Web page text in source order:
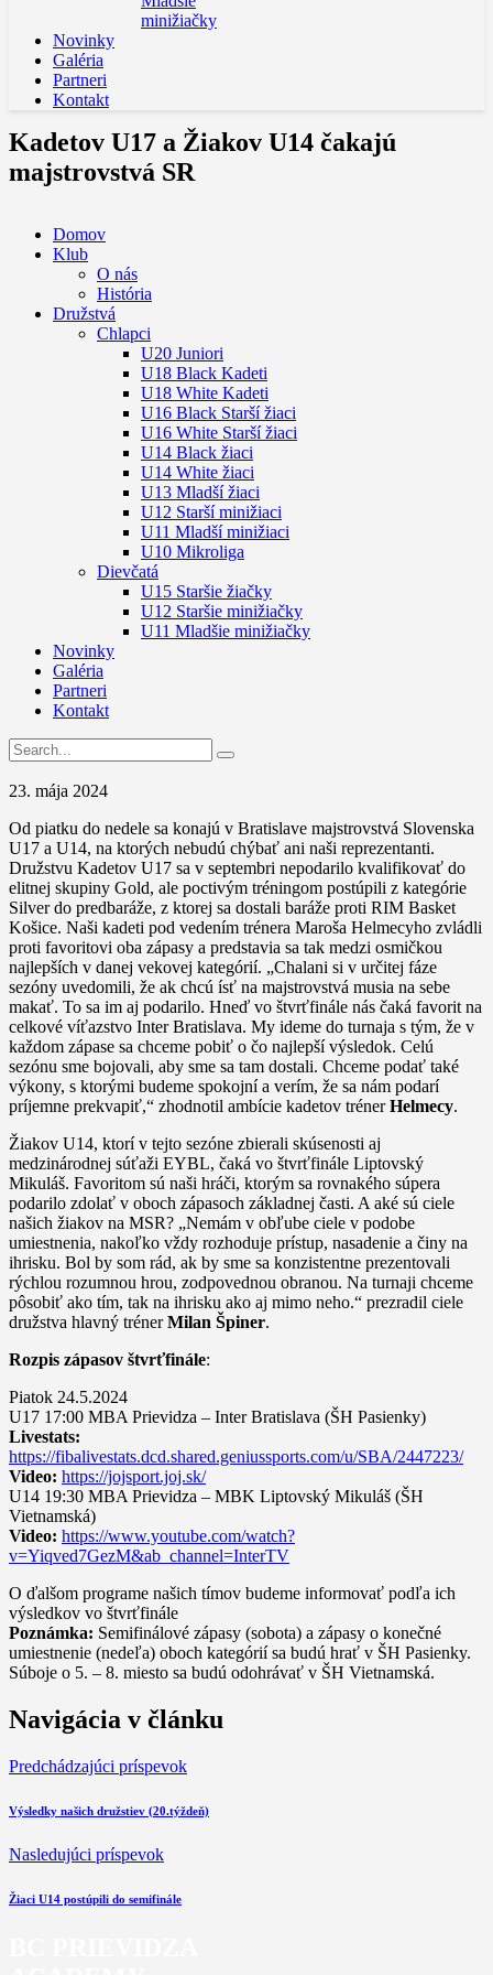
minižiačky
Novinky
Galéria
Partneri
Kontakt
Kadetov U17 a Žiakov U14 čakajú
majstrovstvá SR
Domov
Klub
O nás
História
Družstvá
Chlapci
U20 Juniori
U18 Black Kadeti
U18 White Kadeti
U16 Black Starší žiaci
U16 White Starší žiaci
U14 Black žiaci
U14 White žiaci
U13 Mladší žiaci
U12 Starší minižiaci
U11 Mladší minižiaci
U10 Mikroliga
Dievčatá
U15 Staršie žiačky
U12 Staršie minižiačky
U11 Mladšie minižiačky
Novinky
Galéria
Partneri
Kontakt
23. mája 2024
Od piatku do nedele sa konajú v Bratislave majstrovstvá Slovenska
U17 a U14, na ktorých nebudú chýbať ani naši reprezentanti.
Družstvu Kadetov U17 sa v septembri nepodarilo kvalifikovať do
elitnej skupiny Gold, ale poctivým tréningom postúpili z kategórie
Silver do predbaráže, z ktorej sa dostali baráže proti RIM Basket
Košice. Naši kadeti pod vedením trénera Maroša Helmecyho zvládli
proti favoritovi oba zápasy a predstavia sa tak medzi osmičkou
najlepších v danej vekovej kategórií. „Chalani si v určitej fáze
sezóny uvedomili, že ak chcú ísť na majstrovstvá musia na sebe
makať. To sa im aj podarilo. Hneď vo štvrťfinále nás čaká favorit na
celkové víťazstvo Inter Bratislava. My ideme do turnaja s tým, že v
každom zápase sa chceme pobiť o čo najlepší výsledok. Celú
sezónu sme bojovali, aby sme sa tam dostali. Chceme podať také
výkony, s ktorými budeme spokojní a verím, že sa nám podarí
príjemne prekvapiť,“ zhodnotil ambície kadetov trénerHelmecy.
Žiakov U14, ktorí v tejto sezóne zbierali skúsenosti aj
medzinárodnej súťaži EYBL, čaká vo štvrťfinále Liptovský
Mikuláš. Favoritom sú naši hráči, ktorým sa rovnakého súpera
podarilo zdolať v oboch zápasoch základnej časti. A aké sú ciele
našich žiakov na MSR? „Nemám v obľube ciele v podobe
umiestnenia, nakoľko vždy rozhoduje prístup, nasadenie a činy na
ihrisku. Bol by som rád, ak by sme sa konzistentne prezentovali
rýchlou rozumnou hrou, zodpovednou obranou. Na turnaji chceme
pôsobiť ako tím, tak na ihrisku ako aj mimo neho.“ prezradil ciele
družstva hlavný trénerMilan Špiner.
Rozpis zápasov štvrťfinále:
Piatok 24.5.2024
U17 17:00 MBA Prievidza – Inter Bratislava (ŠH Pasienky)
Livestats:
https://fibalivestats.dcd.shared.geniussports.com/u/SBA/2447223/
Video: https://jojsport.joj.sk/
U14 19:30 MBA Prievidza – MBK Liptovský Mikuláš (ŠH
Vietnamská)
Video: https://www.youtube.com/watch?
v=Yiqved7GezM&ab_channel=InterTV
O ďalšom programe našich tímov budeme informovať podľa ich
výsledkov vo štvrťfinále
Poznámka: Semifinálové zápasy (sobota) a zápasy o konečné
umiestnenie (nedeľa) oboch kategórií sa budú hrať v ŠH Pasienky.
Súboje o 5. – 8. miesto sa budú odohrávať v ŠH Vietnamská.
Navigácia v článku
Predchádzajúci príspevok
Výsledky našich družstiev (20.týždeň)
Nasledujúci príspevok
Žiaci U14 postúpili do semifinále